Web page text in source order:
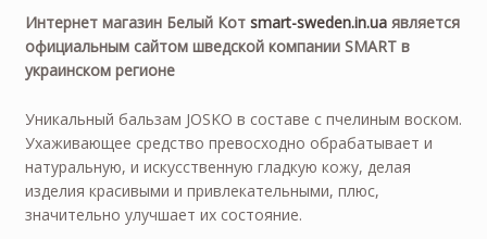
Интернет магазин Белый Кот smart-sweden.in.uaявляется
официальным сайтом шведской компании SMARTв
украинском регионе
Уникальный бальзам JOSKO в составе с пчелиным воском.
Ухаживающее средство превосходно обрабатывает и
натуральную, и искусственную гладкую кожу, делая
изделия красивыми и привлекательными, плюс,
значительно улучшает их состояние.